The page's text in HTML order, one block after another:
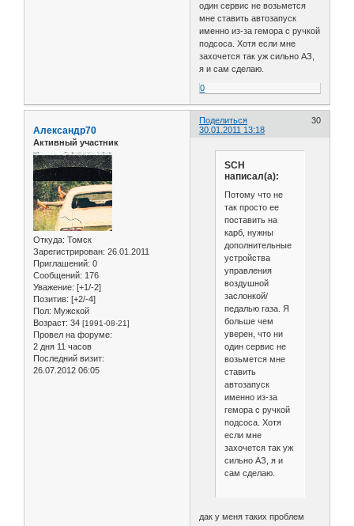
один сервис не возьмется
мне ставить автозапуск
именно из-за гемора с ручкой
подсоса. Хотя если мне
захочется так уж сильно АЗ,
я и сам сделаю.
0
Поделиться
30
30.01.2011 13:18
Александр70
Активный участник
Откуда: Томск
Зарегистрирован: 26.01.2011
Приглашений: 0
Сообщений: 176
Уважение: [+1/-2]
Позитив: [+2/-4]
Пол: Мужской
Возраст: 34 [1991-08-21]
Провел на форуме:
2 дня 11 часов
Последний визит:
26.07.2012 06:05
SCH
написал(а):
Потому что не
так просто ее
поставить на
карб, нужны
дополнительные
устройства
управления
воздушной
заслонкой/
педалью газа. Я
больше чем
уверен, что ни
один сервис не
возьмется мне
ставить
автозапуск
именно из-за
гемора с ручкой
подсоса. Хотя
если мне
захочется так уж
сильно АЗ, я и
сам сделаю.
дак у меня таких проблем